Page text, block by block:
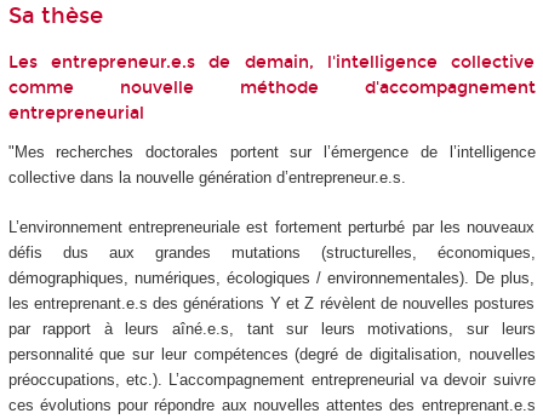
Sa thèse
Les entrepreneur.e.s de demain, l'intelligence collective
comme nouvelle méthode d'accompagnement
entrepreneurial
"Mes recherches doctorales portent sur l’émergence de l’intelligence
collective dans la nouvelle génération d’entrepreneur.e.s.
L’environnement entrepreneuriale est fortement perturbé par les nouveaux
défis dus aux grandes mutations (structurelles, économiques,
démographiques, numériques, écologiques / environnementales). De plus,
les entreprenant.e.s des générations Y et Z révèlent de nouvelles postures
par rapport à leurs aîné.e.s, tant sur leurs motivations, sur leurs
personnalité que sur leur compétences (degré de digitalisation, nouvelles
préoccupations, etc.). L’accompagnement entrepreneurial va devoir suivre
ces évolutions pour répondre aux nouvelles attentes des entreprenant.e.s